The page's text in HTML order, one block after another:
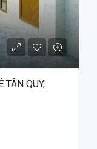
QUY,